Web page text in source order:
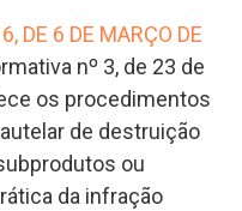
DE 6 DE MARÇO DE
nº 3, de 23 de
os procedimentos
de destruição
ou
da infração